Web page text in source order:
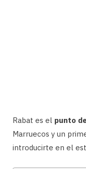
Rabat es el punto
Marruecos y un
introducirte en el